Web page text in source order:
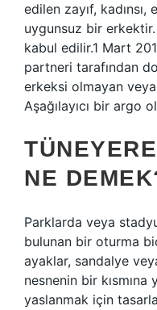
edilen zayıf,
uygunsuz bir erkektir.
kabul edilir.1 Mart
partneri tarafından
erkeksi olmayan
Aşağılayıcı bir argo
NE
Parklarda veya
bulunan bir oturma
ayaklar, sandalye
nesnenin bir
yaslanmak için